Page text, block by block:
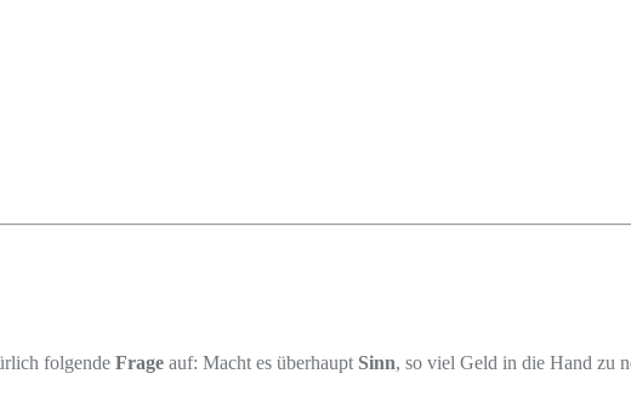
folgende Frage auf: Macht es überhaupt Sinn, so viel Geld in die Hand zu